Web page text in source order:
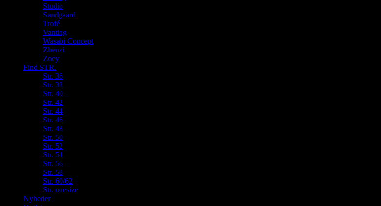
Studio
Sandgaard
Trofé
Vanting
Wasabi Concept
Zhenzi
Zoey
Find STR.
Str. 36
Str. 38
Str. 40
Str. 42
Str. 44
Str. 46
Str. 48
Str. 50
Str. 52
Str. 54
Str. 56
Str. 58
Str. 60/62
Str. onesize
Nyheder